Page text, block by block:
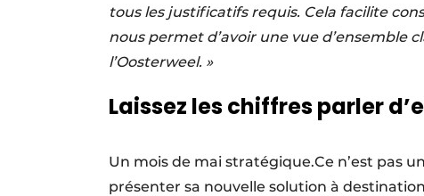
tous les justificatifs requis. Cela facilite
nous permet d’avoir une vue d’ensemble
l’Oosterweel. »
Laissez les chiffres parler
Un mois de mai stratégique.Ce n’est pas
présenter sa nouvelle solution à